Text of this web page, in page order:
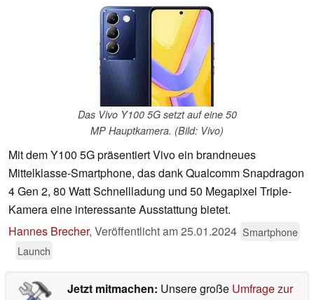
Das Vivo Y100 5G setzt auf eine 50
MP Hauptkamera. (Bild: Vivo)
Mit dem Y100 5G präsentiert Vivo ein brandneues
Mittelklasse-Smartphone, das dank Qualcomm Snapdragon
4 Gen 2, 80 Watt Schnellladung und 50 Megapixel Triple-
Kamera eine interessante Ausstattung bietet.
Hannes Brecher, Veröffentlicht am25.01.2024 Smartphone
Launch
Jetzt mitmachen: Unsere große Umfrage zur